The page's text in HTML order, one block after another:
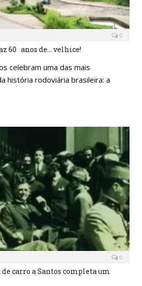
0
60 anos de… velhice!
celebram uma das mais
história rodoviária brasileira: a
0
carro a Santos completa um